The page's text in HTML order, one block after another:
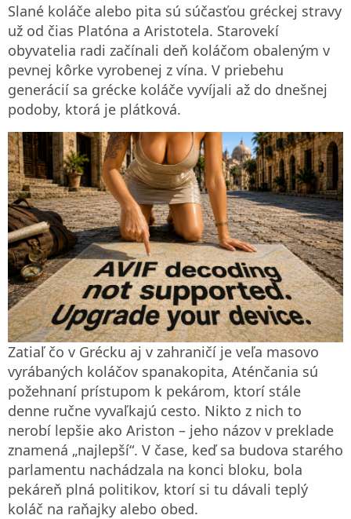
Slané koláče alebo pita sú súčasťou gréckej stravy
už od čias Platóna a Aristotela. Starovekí
obyvatelia radi začínali deň koláčom obaleným v
pevnej kôrke vyrobenej z vína. V priebehu
generácií sa grécke koláče vyvíjali až do dnešnej
podoby, ktorá je plátková.
Zatiaľ čo v Grécku aj v zahraničí je veľa masovo
vyrábaných koláčov spanakopita, Aténčania sú
požehnaní prístupom k pekárom, ktorí stále
denne ručne vyvaľkajú cesto. Nikto z nich to
nerobí lepšie ako Ariston – jeho názov v preklade
znamená „najlepší“. V čase, keď sa budova starého
parlamentu nachádzala na konci bloku, bola
pekáreň plná politikov, ktorí si tu dávali teplý
koláč na raňajky alebo obed.